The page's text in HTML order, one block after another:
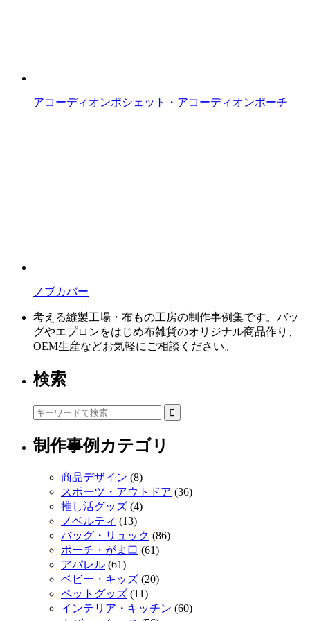
アコーディオンポシェット・アコーディオンポーチ
ノブカバー
考える縫製工場・布もの工房の制作事例集です。バッ
グやエプロンをはじめ布雑貨のオリジナル商品作り、
OEM生産などお気軽にご相談ください。
検索
制作事例カテゴリ
商品デザイン (8)
スポーツ・アウトドア (36)
推し活グッズ (4)
ノベルティ (13)
バッグ・リュック (86)
ポーチ・がま口 (61)
アパレル (61)
ベビー・キッズ (20)
ペットグッズ (11)
インテリア・キッチン (60)